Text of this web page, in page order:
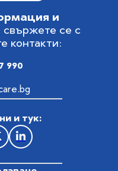
и
свържете се с
контакти:
990
и тук: